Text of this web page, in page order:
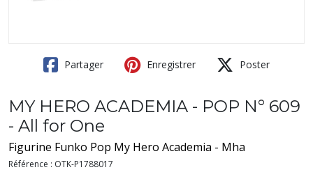
Partager Enregistrer Poster
MY HERO ACADEMIA - POP N° 609
- All for One
Figurine Funko Pop My Hero Academia - Mha
Référence : OTK-P1788017